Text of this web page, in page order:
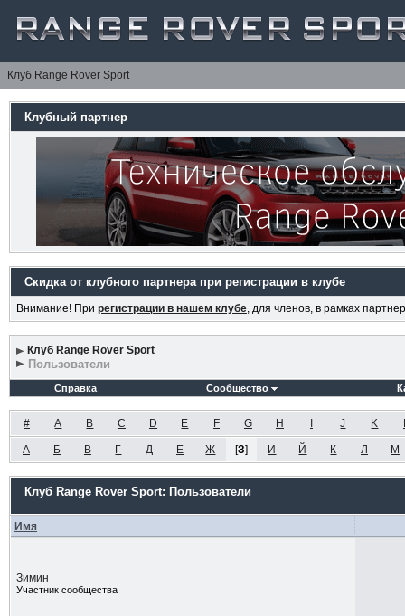
Клуб Range Rover Sport
Клубный партнер
Скидка от клубного партнера при регистрации в клубе
Внимание! При регистрации в нашем клубе, для членов, в рамках
Клуб Range Rover Sport
Пользователи
Справка Сообщество
# A B C D E F G H J K
А Б В Г Д Е Ж [З] И Й К Л М
Клуб Range Rover Sport: Пользователи
Имя
Зимин
Участник сообщества